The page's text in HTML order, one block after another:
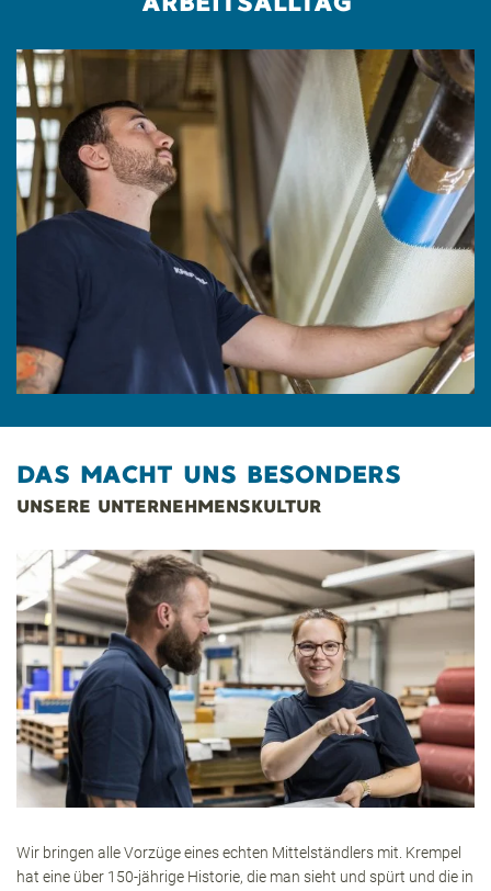
DAS MACHT UNS BESONDERS
UNSERE UNTERNEHMENSKULTUR
Wir bringen alle Vorzüge eines echten Mittelständlers mit. Krempel
hat eine über 150-jährige Historie, die man sieht und spürt und die in